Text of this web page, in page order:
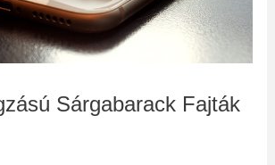
Sárgabarack Fajták